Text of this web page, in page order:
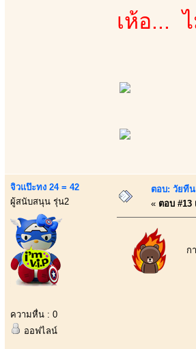
เห้อ...
จิวแป๊ะทง 24 = 42
ผู้สนับสนุน รุ่น2
ความหื่น : 0
ออฟไลน์
ตอบ: วัยที
« ตอบ #13
ก